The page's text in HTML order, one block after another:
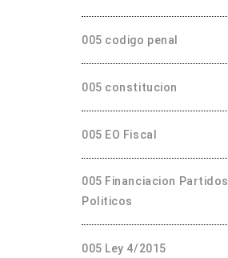
005 codigo penal
005 constitucion
005 EO Fiscal
005 Financiacion Partidos
Politicos
005 Ley 4/2015